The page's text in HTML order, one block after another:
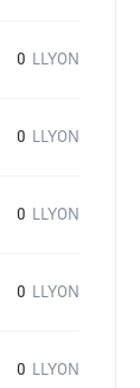
0 LLYON
0 LLYON
0 LLYON
0 LLYON
0 LLYON